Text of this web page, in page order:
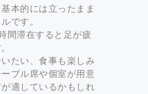
本的には立ったまま
です。
間滞在すると足が疲
たい、食事も楽しみ
ブル席や個室が用意
適しているかもしれ